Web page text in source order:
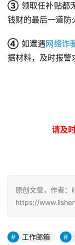
③ 领取任补贴都
钱财的最后一道防
④ 如遭遇网络诈
据材料，及时报警
请及
原创文章，作者：
https://
工作邮箱